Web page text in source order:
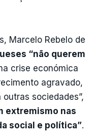
Marcelo Rebelo de
“não querem
crise económica
agravado,
sociedades”,
extremismo nas
social e política”.